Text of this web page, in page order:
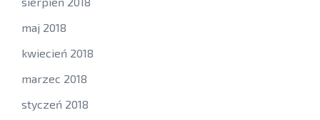
maj 2018
kwiecień 2018
marzec 2018
styczeń 2018